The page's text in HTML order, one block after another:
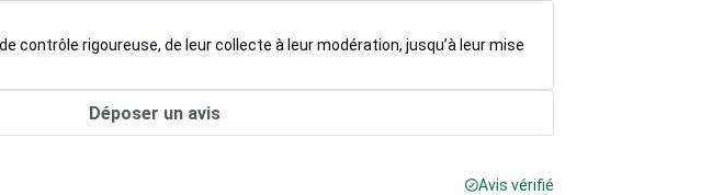
contrôle rigoureuse, de leur collecte à leur modération, jusqu’à leur mise
Déposer un avis
Avis vérifié